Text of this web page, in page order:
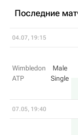
Последние
04.07, 19:15
Wimbledon
ATP
Male
Single
07.05, 19:40